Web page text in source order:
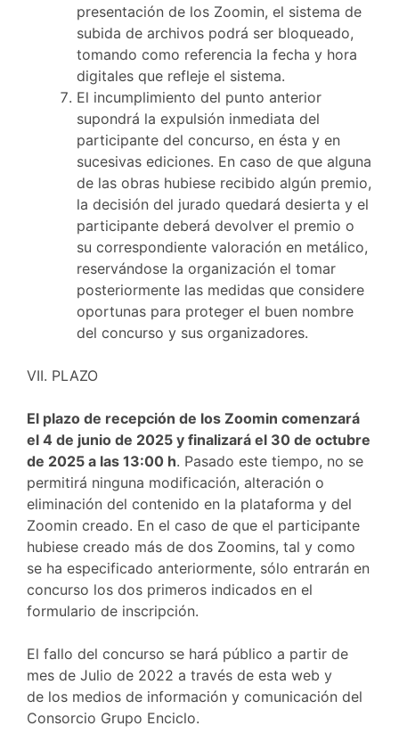
presentación de los Zoomin, el sistema de
subida de archivos podrá ser bloqueado,
tomando como referencia la fecha y hora
digitales que refleje el sistema.
El incumplimiento del punto anterior
supondrá la expulsión inmediata del
participante del concurso, en ésta y en
sucesivas ediciones. En caso de que alguna
de las obras hubiese recibido algún premio,
la decisión del jurado quedará desierta y el
participante deberá devolver el premio o
su correspondiente valoración en metálico,
reservándose la organización el tomar
posteriormente las medidas que considere
oportunas para proteger el buen nombre
del concurso y sus organizadores.
VII. PLAZO
El plazo de recepción de los Zoomin comenzará
el 4 de junio de 2025 y finalizará el 30 de octubre
de 2025 a las 13:00 h. Pasado este tiempo, no se
permitirá ninguna modificación, alteración o
eliminación del contenido en la plataforma y del
Zoomin creado. En el caso de que el participante
hubiese creado más de dos Zoomins, tal y como
se ha especificado anteriormente, sólo entrarán en
concurso los dos primeros indicados en el
formulario de inscripción.
El fallo del concurso se hará público a partir de
mes de Julio de 2022 a través de esta web y
de los medios de información y comunicación del
Consorcio Grupo Enciclo.